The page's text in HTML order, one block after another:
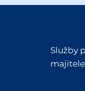
Služby